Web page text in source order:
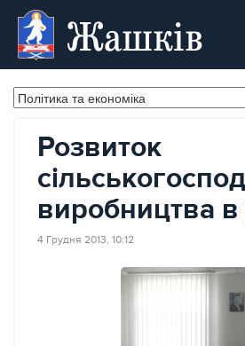
Жашків
Розвиток
виробництва в
4 Грудня 2013, 10:12